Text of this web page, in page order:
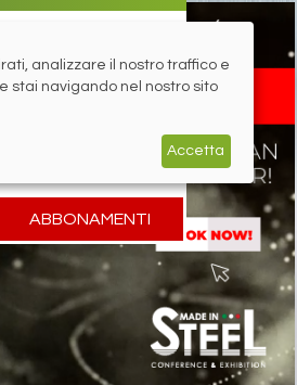
ABBONAMENTI
analizzare il nostro traffico e
stai navigando nel nostro sito
Accetta